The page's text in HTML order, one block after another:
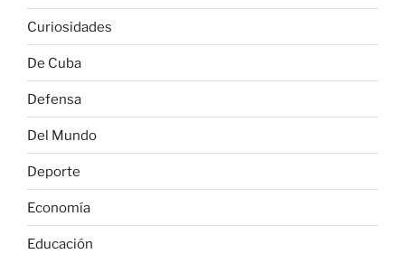
Curiosidades
De Cuba
Defensa
Del Mundo
Deporte
Economía
Educación